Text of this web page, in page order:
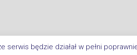
będzie działał w pełni